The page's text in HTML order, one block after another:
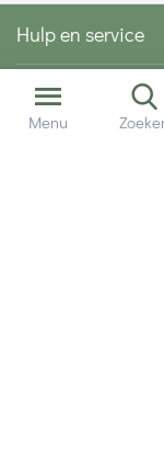
Hulp en service
Contact gegevens
Menu